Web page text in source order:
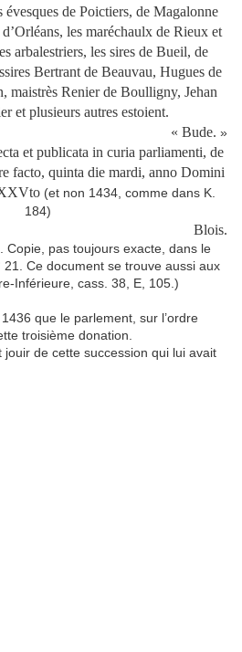
évesques de Poictiers, de Magalonne
les maréchaulx de Rieux et
arbalestriers, les sires de Bueil, de
Bertrant de Beauvau, Hugues de
maistrès Renier de Boulligny, Jehan
et plusieurs autres estoient.
« Bude. »
et publicata in curia parliamenti, de
facto, quinta die mardi, anno Domini
(et non 1434, comme dans K.
184)
Blois.
Copie, pas toujours exacte, dans le
Ce document se trouve aussi aux
Inférieure, cass. 38, E, 105.)
que le parlement, sur l’ordre
troisième donation.
de cette succession qui lui avait